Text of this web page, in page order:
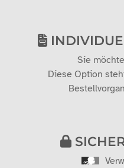
Sie
Diese Option